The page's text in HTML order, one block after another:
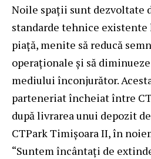
Noile spații sunt dezvoltate
standarde tehnice existente
piață, menite să reducă
operaționale și să
mediului înconjurător.
parteneriat încheiat între
după livrarea unui depozit
CTPark Timișoara II, în
“Suntem încântați de